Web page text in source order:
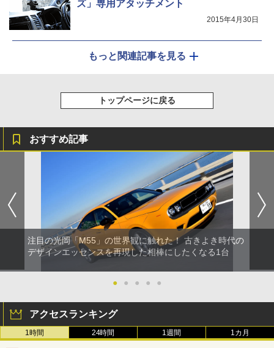
ズ」専用アタッチメント
2015年4月30日
もっと関連記事を見る
トップページに戻る
おすすめ記事
注目の光岡「M55」の世界観に触れた！ 古きよき時代の
デザインエッセンスを再現した相棒にしたくなる1台
● ● ● ● ●
アクセスランキング
1時間 24時間 1週間 1カ月